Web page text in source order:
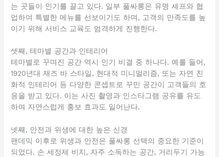
는 곳들이 인기를 끌고 있다. 일부 풀싸롱은 유명 셰프와 협
업하여 특별한 메뉴를 선보이기도 하며, 고객의 만족도를 높
이기 위해 서비스 교육도 엄격하게 진행한다.
셋째, 테마별 공간과 인테리어
테마별로 꾸며진 공간 역시 인기 비결 중 하나다. 예를 들어,
1920년대 재즈 바 스타일, 현대적 미니멀리즘, 또는 자연 친
화적 인테리어 등 다양한 콘셉트로 꾸민 공간이 고객들의 호
응을 받고 있다. 이는 사진 촬영과 인스타그램 공유를 유도
하여 자연스럽게 홍보 효과도 일어난다.
넷째, 안전과 위생에 대한 높은 신경
팬데믹 이후로 위생과 안전은 풀싸롱 선택의 중요한 기준이
되었다. 손 세정제 비치, 자주 소독하는 공간, 거리두기 가능